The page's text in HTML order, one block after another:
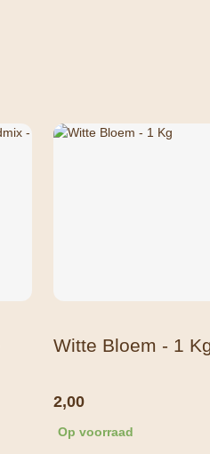
Witte Bloem - 1
2,00
Op voorraad